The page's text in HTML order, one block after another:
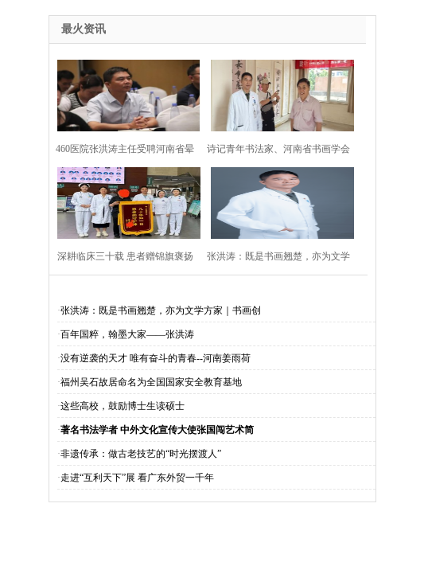
最火资讯
460医院张洪涛主任受聘河南省晕
厥防治与康复专委
诗记青年书法家、河南省书画学会
副主席张洪涛
深耕临床三十载 患者赠锦旗褒扬 张洪涛：既是书画翘楚，亦为文学
·张洪涛：既是书画翘楚，亦为文学方家｜书画创
·百年国粹，翰墨大家——张洪涛
·没有逆袭的天才 唯有奋斗的青春--河南姜雨荷
·福州吴石故居命名为全国国家安全教育基地
·这些高校，鼓励博士生读硕士
·著名书法学者 中外文化宣传大使张国闯艺术简
·非遗传承：做古老技艺的“时光摆渡人”
·走进“互利天下”展 看广东外贸一千年